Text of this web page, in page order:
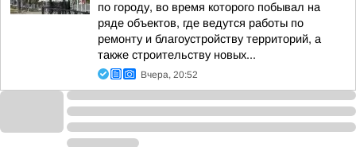
по городу, во время которого побывал на
ряде объектов, где ведутся работы по
ремонту и благоустройству территорий, а
также строительству новых...
Вчера, 20:52